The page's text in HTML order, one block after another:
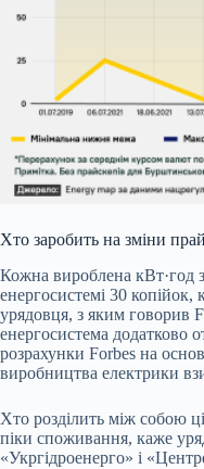
Хто заробить на зміни
Кожна вироблена кВт·год
енергосистемі 30
урядовця, з яким говорив
енергосистема додатково
розрахунки Forbes на
виробництва електрики
Хто розділить між собою
піки споживання, каже
«Укргідроенерго» і